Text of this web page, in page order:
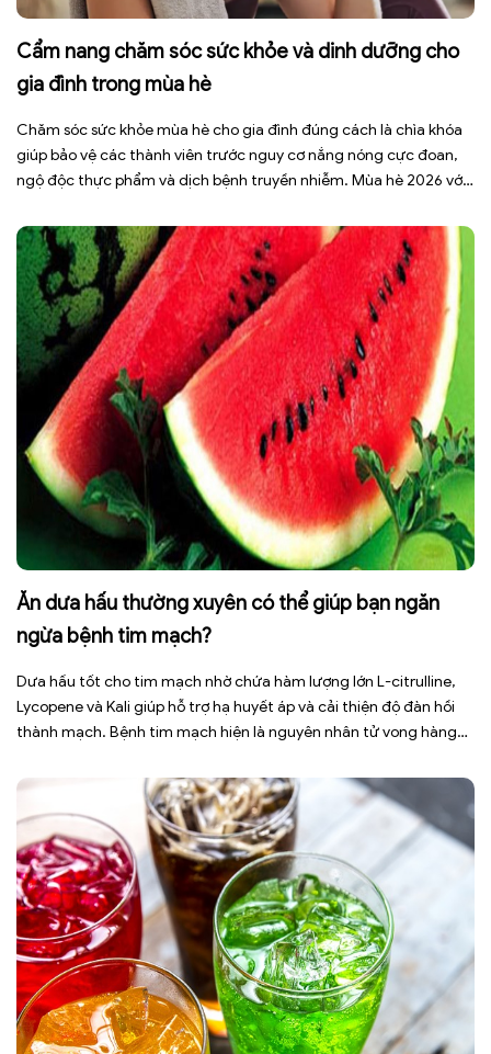
Cẩm nang chăm sóc sức khỏe và dinh dưỡng cho
gia đình trong mùa hè
Chăm sóc sức khỏe mùa hè cho gia đình đúng cách là chìa khóa
giúp bảo vệ các thành viên trước nguy cơ nắng nóng cực đoan,
ngộ độc thực phẩm và dịch bệnh truyền nhiễm. Mùa hè 2026 với
sức […]
Ăn dưa hấu thường xuyên có thể giúp bạn ngăn
ngừa bệnh tim mạch?
Dưa hấu tốt cho tim mạch nhờ chứa hàm lượng lớn L-citrulline,
Lycopene và Kali giúp hỗ trợ hạ huyết áp và cải thiện độ đàn hồi
thành mạch. Bệnh tim mạch hiện là nguyên nhân tử vong hàng
ngày có thể […]